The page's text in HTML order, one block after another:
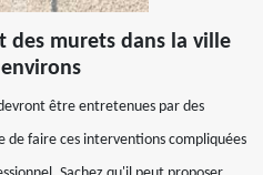
des murets dans la ville
être entretenues par des
de faire ces interventions compliquées